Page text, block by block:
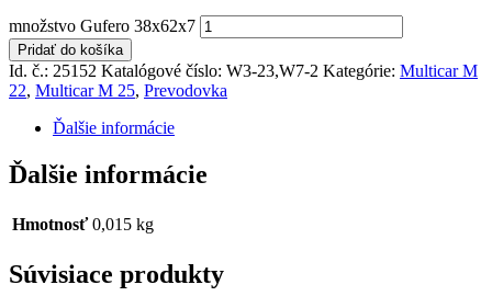
množstvo Gufero 38x62x7
Pridať do košíka
Id. č.: 25152 Katalógové číslo: W3-23,W7-2 Kategórie: Multicar M
22, Multicar M 25, Prevodovka
Ďalšie informácie
Ďalšie informácie
Hmotnosť 0,015 kg
Súvisiace produkty